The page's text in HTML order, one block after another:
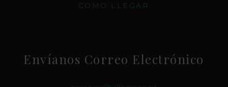
COMO LLEGAR
Envíanos Correo Electrónico